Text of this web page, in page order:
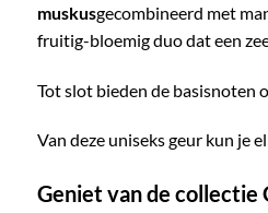
muskusgecombineerd met
fruitig-bloemig duo dat een
Tot slot bieden de basisnoten
Van deze uniseks geur kun je
Geniet van de collectie